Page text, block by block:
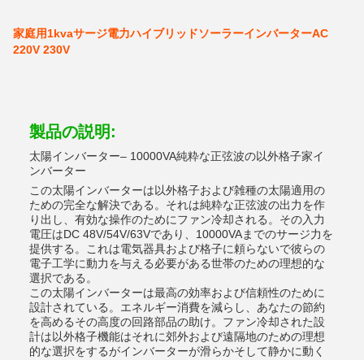
家庭用1kvaサージ電力ハイブリッドソーラーインバーターAC
220V 230V
製品の説明:
太陽インバーター– 10000VA純粋な正弦波の以外格子家イ
ンバーター
この太陽インバーターは以外格子および雑種の太陽適用の
ための完全な解決である。それは純粋な正弦波の出力を作
り出し、有効な操作のためにファン冷却される。その入力
電圧はDC 48V/54V/63Vであり、10000VAまでのサージ力を
提供する。これは電気器具および格子に頼らないで彼らの
電子工学に動力を与える必要がある世帯のための理想的な
選択である。
この太陽インバーターは最高の効率および信頼性のために
設計されている。エネルギー消費を減らし、あなたの節約
を高めるその高度の回路部品の助け。ファン冷却された設
計は以外格子機能はそれに郊外および遠隔地のための理想
的な選択をするがインバーターが滑らかそして静かに動く